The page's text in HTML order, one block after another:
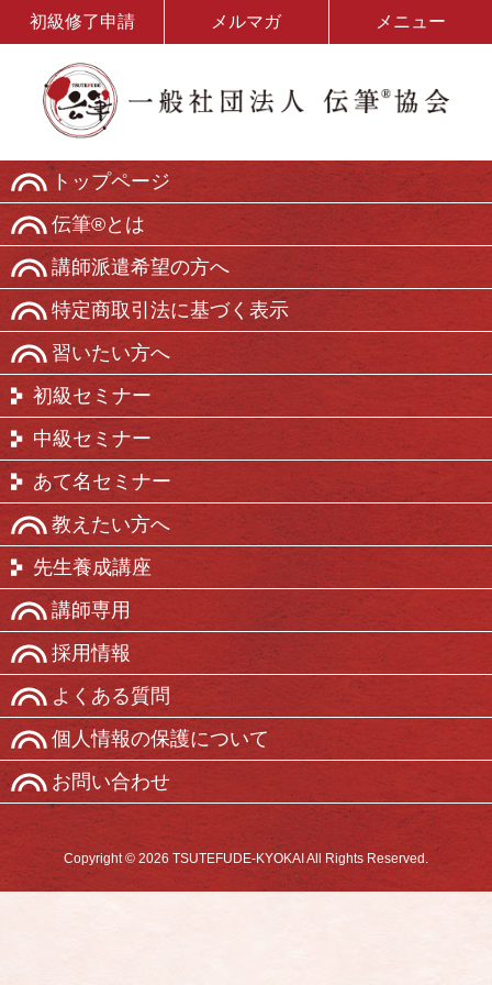
初級修了申請 メルマガ メニュー
トップページ
伝筆®とは
講師派遣希望の方へ
特定商取引法に基づく表示
習いたい方へ
初級セミナー
中級セミナー
あて名セミナー
教えたい方へ
先生養成講座
講師専用
採用情報
よくある質問
個人情報の保護について
お問い合わせ
Copyright © 2026 TSUTEFUDE-KYOKAI All Rights Reserved.